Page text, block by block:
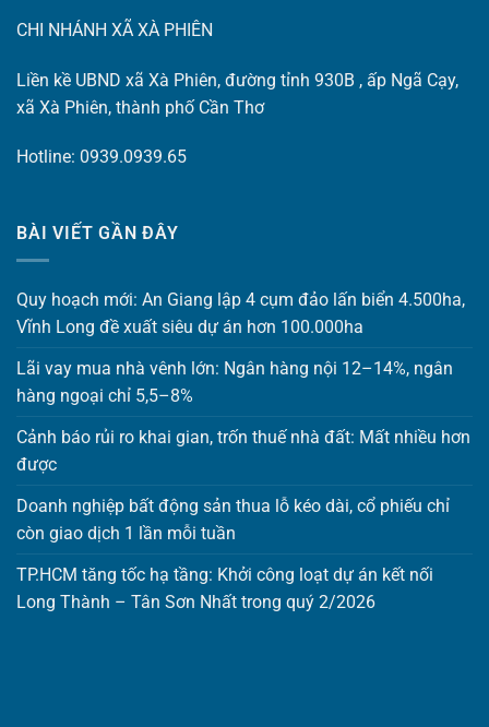
CHI NHÁNH XÃ XÀ PHIÊN
Liền kề UBND xã Xà Phiên, đường tỉnh 930B , ấp Ngã Cạy,
xã Xà Phiên, thành phố Cần Thơ
Hotline: 0939.0939.65
BÀI VIẾT GẦN ĐÂY
Quy hoạch mới: An Giang lập 4 cụm đảo lấn biển 4.500ha,
Vĩnh Long đề xuất siêu dự án hơn 100.000ha
Lãi vay mua nhà vênh lớn: Ngân hàng nội 12–14%, ngân
hàng ngoại chỉ 5,5–8%
Cảnh báo rủi ro khai gian, trốn thuế nhà đất: Mất nhiều hơn
được
Doanh nghiệp bất động sản thua lỗ kéo dài, cổ phiếu chỉ
còn giao dịch 1 lần mỗi tuần
TP.HCM tăng tốc hạ tầng: Khởi công loạt dự án kết nối
Long Thành – Tân Sơn Nhất trong quý 2/2026